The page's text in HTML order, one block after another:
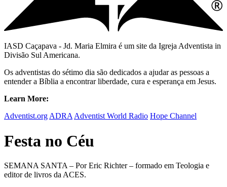
IASD Caçapava - Jd. Maria Elmira é um site da Igreja Adventista in
Divisão Sul Americana.
Os adventistas do sétimo dia são dedicados a ajudar as pessoas a
entender a Bíblia a encontrar liberdade, cura e esperança em Jesus.
Learn More:
Adventist.org ADRA Adventist World Radio Hope Channel
Festa no Céu
SEMANA SANTA – Por Eric Richter – formado em Teologia e
editor de livros da ACES.